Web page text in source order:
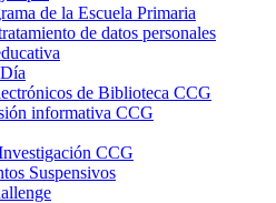
de la Escuela Primaria
de datos personales
de Biblioteca CCG
informativa CCG
CCG
Suspensivos